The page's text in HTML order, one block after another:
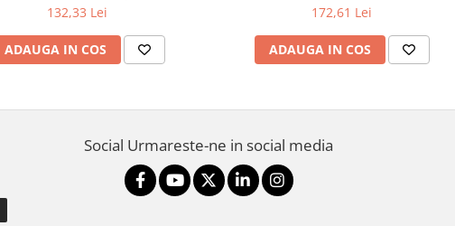
132,33 Lei
ADAUGA IN COS
172,61 Lei
ADAUGA IN COS
Social Urmareste-ne in social media